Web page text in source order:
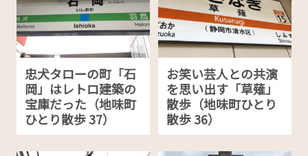
忠犬タローの町「石
岡」はレトロ建築の
宝庫だった（地味町
ひとり散歩 37）
お笑い芸人との共演
を思い出す「草薙」
散歩（地味町ひとり
散歩 36）